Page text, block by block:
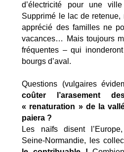
d’électricité pour une
Supprimé le lac de retenue,
apprécié des familles ne
vacances… Mais toujours
fréquentes – qui
bourgs d’aval.
Questions (vulgaires
coûter l’arasement
« renaturation » de la
paiera ?
Les naïfs disent
Seine-Normandie, les